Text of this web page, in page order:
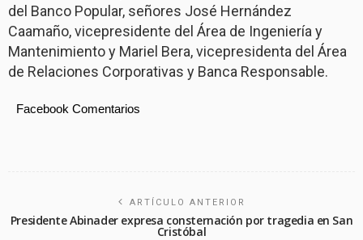
del Banco Popular, señores José Hernández
Caamaño, vicepresidente del Área de Ingeniería y
Mantenimiento y Mariel Bera, vicepresidenta del Área
de Relaciones Corporativas y Banca Responsable.
Facebook Comentarios
ARTÍCULO ANTERIOR
Presidente Abinader expresa consternación por tragedia en San
Cristóbal